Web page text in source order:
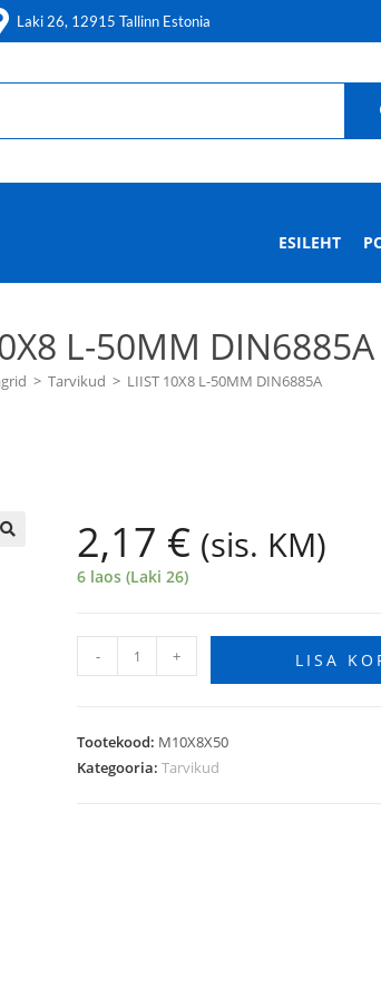
Laki 26, 12915 Tallinn Estonia
ESILEHT
L-50MM DIN6885A
> Tarvikud > LIIST 10X8 L-50MM DIN6885A
2,17 € (sis. KM)
6 laos (Laki 26)
- + LISA
Tootekood: M10X8X50
Kategooria:Tarvikud